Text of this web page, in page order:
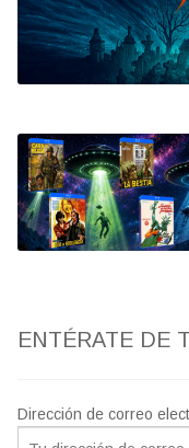
Bluray
Clasificada S
artwork
fantaterror
Jesús Franco
ENTÉRATE DE
Dirección de correo